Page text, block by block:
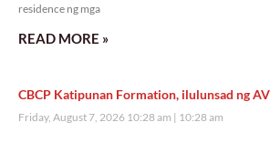
residence ng mga
READ MORE »
CBCP Katipunan Formation, ilulunsad ng
Friday, August 7, 2026 10:28 am 10:28 am